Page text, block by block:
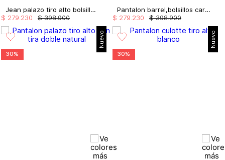
Jean palazo tiro alto bolsillo cargo
$ 398.900
$ 279 230
Pantalon barrel,bolsillos cargo
$ 398.900
$ 279 230
Nuevo
30%
Nuevo
30%